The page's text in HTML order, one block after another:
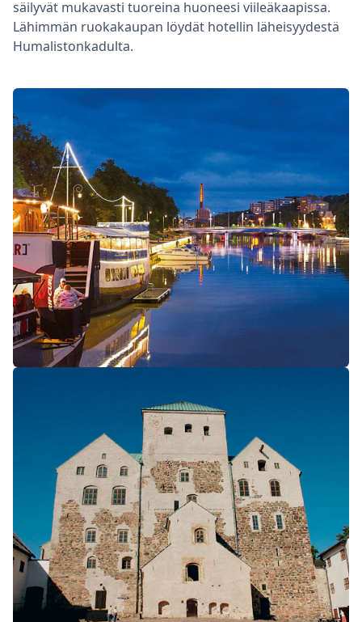
säilyvät mukavasti tuoreina huoneesi viileäkaapissa.
Lähimmän ruokakaupan löydät hotellin läheisyydestä
Humalistonkadulta.